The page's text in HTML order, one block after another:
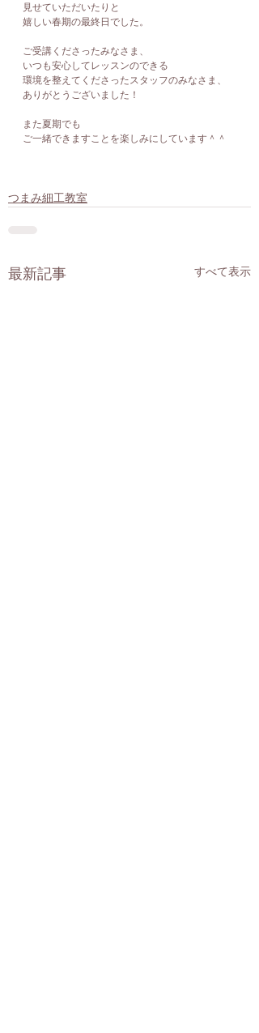
見せていただいたりと
嬉しい春期の最終日でした。
ご受講くださったみなさま、
いつも安心してレッスンのできる
環境を整えてくださったスタッフのみなさま、
ありがとうございました！
また夏期でも
ご一緒できますことを楽しみにしています＾＾
つまみ細工教室
最新記事 すべて表示